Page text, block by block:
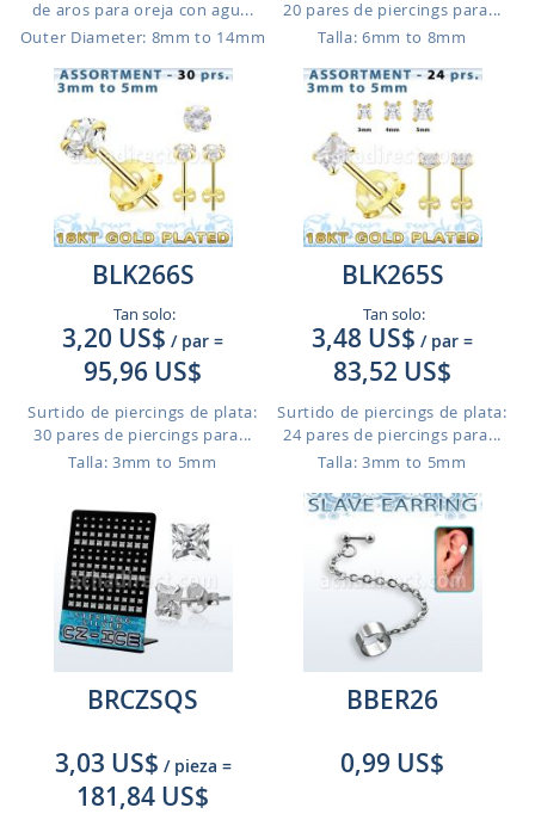
de aros para oreja con agu...
Outer Diameter: 8mm to 14mm
20 pares de piercings para...
Talla: 6mm to 8mm
BLK266S
Tan solo:
3,20 US$ / par =
95,96 US$
Surtido de piercings de plata:
30 pares de piercings para...
Talla: 3mm to 5mm
BLK265S
Tan solo:
3,48 US$ / par =
83,52 US$
Surtido de piercings de plata:
24 pares de piercings para...
Talla: 3mm to 5mm
BRCZSQS
3,03 US$ / pieza =
181,84 US$
BBER26
0,99 US$